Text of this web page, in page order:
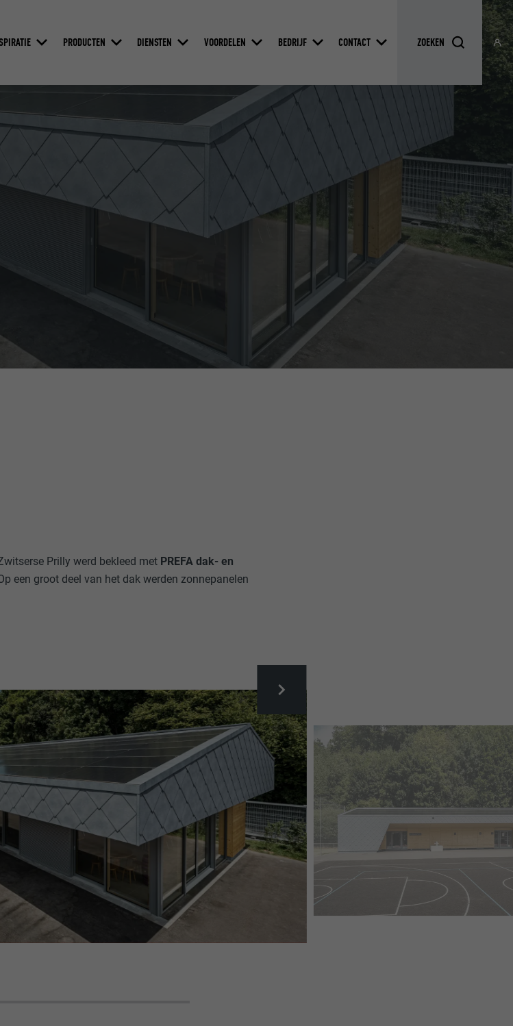
PRODUCTEN DIENSTEN VOORDELEN BEDRIJF CONTACT
Prilly werd bekleed met PREFA dak- en
een groot deel van het dak werden zonnepanelen